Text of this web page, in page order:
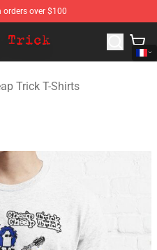
over $100
Cheap Trick Merchandise
Trick T-Shirts